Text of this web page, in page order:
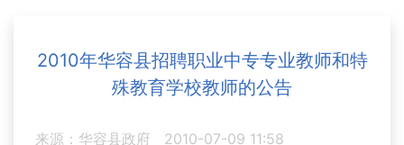
2010年华容县招聘职业中专专业教师和特
殊教育学校教师的公告
来源：华容县政府
2010-07-09 11:58